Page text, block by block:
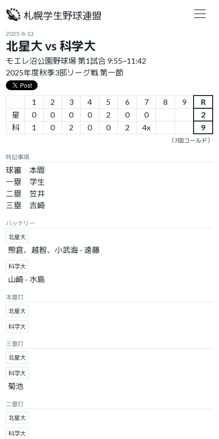
札幌学生野球連盟
2025-8-13
北星大 vs 科学大
モエレ沼公園野球場 第1試合 9:55~11:42
2025年度秋季3部リーグ戦 第一節
1 2 3 4 5 6 7 8 9
R
星
0 0 0 0 2 0 0
2
科
1 0 2 0 0 2 4x 9
（7回コールド）
特記事項
球審 本間
一塁 学生
二塁 笠井
三塁 吉崎
バッテリー
北星大
熊倉、越智、小武海 - 遠藤
科学大
山崎 - 水島
本塁打
北星大
科学大
三塁打
北星大
科学大
菊池
二塁打
北星大
科学大